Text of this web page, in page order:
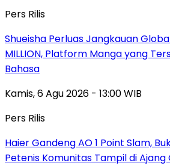
Pers Rilis
Shueisha Perluas Jangkauan
MILLION, Platform Manga yang
Bahasa
Kamis, 6 Agu 2026 - 13:00 WIB
Pers Rilis
Haier Gandeng AO 1 Point Slam,
Petenis Komunitas Tampil di Ajang